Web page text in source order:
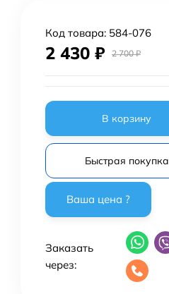
Код товара: 584-076
2 430 ₽ 2 700₽
В корзину
Быстрая покупка
Заказать
через: